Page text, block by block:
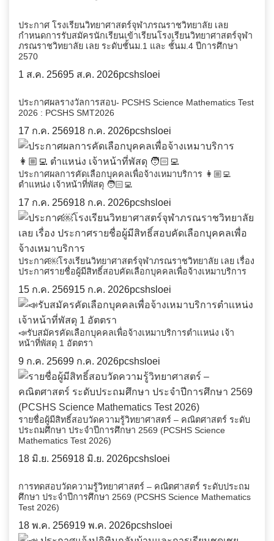
ประกาศ โรงเรียนวิทยาศาสตร์จุฬาภรณราชวิทยาลัย เลย
กำหนดการรับสมัครนักเรียนเข้าเรียนโรงเรียนวิทยาศาสตร์จุฬา
ภรณราชวิทยาลัย เลย ระดับชั้นม.1 และ ชั้นม.4 ปีการศึกษา
2570
1 ส.ค. 25695 ส.ค. 2026pcshsloei
ประกาศผลรางวัลการสอบ- PCSHS Science Mathematics Test
2026 : PCSHS SMT2026
17 ก.ค. 256918 ก.ค. 2026pcshsloei
ประกาศผลการคัดเลือกบุคคลเพื่อจ้างเหมาบริการ 👩🏼‍💻
ตำแหน่ง เจ้าหน้าที่พัสดุ 🧑🏻‍💻
17 ก.ค. 256918 ก.ค. 2026pcshsloei
ประกาศ￼โรงเรียนวิทยาศาสตร์จุฬาภรณราชวิทยาลัย เลย เรื่อง
ประกาศรายชื่อผู้มีสิทธิ์สอบคัดเลือกบุคคลเพื่อจ้างเหมาบริการ
15 ก.ค. 256915 ก.ค. 2026pcshsloei
📣รับสมัครคัดเลือกบุคคลเพื่อจ้างเหมาบริการตำเเหน่ง เจ้า
หน้าที่พัสดุ 1 อัตตรา
9 ก.ค. 25699 ก.ค. 2026pcshsloei
รายชื่อผู้มีสิทธิ์สอบวัดความรู้วิทยาศาสตร์ – คณิตศาสตร์ ระดับ
ประถมศึกษา ประจำปีการศึกษา 2569 (PCSHS Science
Mathematics Test 2026)
18 มิ.ย. 256918 มิ.ย. 2026pcshsloei
การทดสอบวัดความรู้วิทยาศาสตร์ – คณิตศาสตร์ ระดับประถม
ศึกษา ประจำปีการศึกษา 2569 (PCSHS Science Mathematics
Test 2026)
18 พ.ค. 256919 พ.ค. 2026pcshsloei